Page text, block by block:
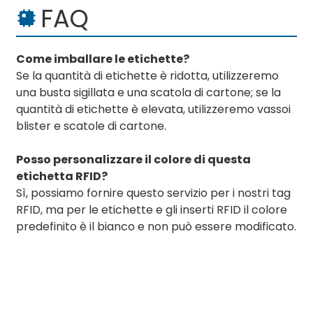
FAQ
Come imballare le etichette?
Se la quantità di etichette è ridotta, utilizzeremo
una busta sigillata e una scatola di cartone; se la
quantità di etichette è elevata, utilizzeremo vassoi
blister e scatole di cartone.
Posso personalizzare il colore di questa
etichetta RFID?
Sì, possiamo fornire questo servizio per i nostri tag
RFID, ma per le etichette e gli inserti RFID il colore
predefinito è il bianco e non può essere modificato.